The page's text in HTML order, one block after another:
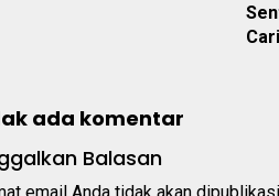
ada komentar
Balasan